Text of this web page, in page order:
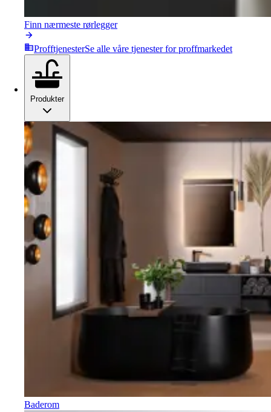
Finn nærmeste rørlegger
ProfftjenesterSe alle våre tjenester for proffmarkedet
Produkter
Baderom